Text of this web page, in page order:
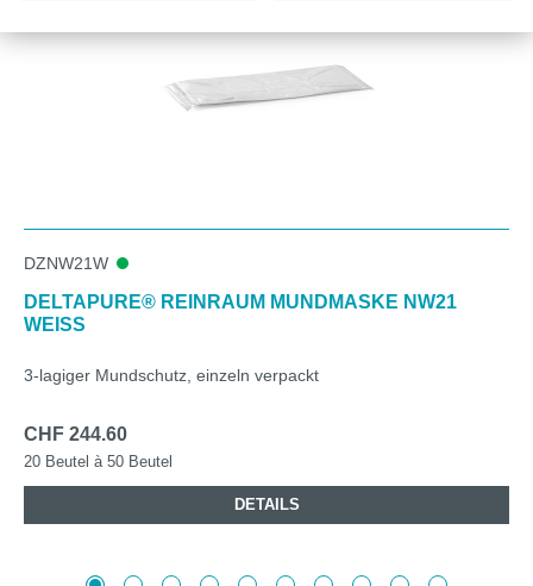
DZNW21W
DELTAPURE® REINRAUM MUNDMASKE NW21
WEISS
3-lagiger Mundschutz, einzeln verpackt
CHF 244.60
20 Beutel à 50 Beutel
DETAILS